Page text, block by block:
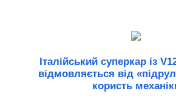
Італійський суперкар із
відмовляється від
користь